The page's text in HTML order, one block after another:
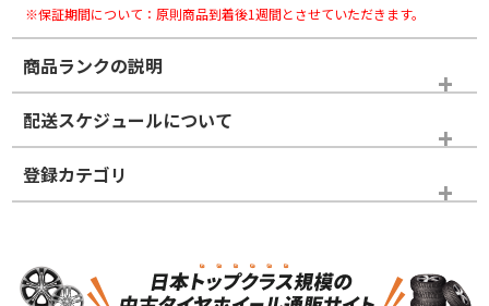
※保証期間について：原則商品到着後1週間とさせていただきます。
商品ランクの説明
※商品ランクは出品者の主観により判断しておりますので、あら
かじめご了承ください。
ホイールランク
配送スケジュールについて
登録カテゴリ
スタッドレスタイヤホイールセット